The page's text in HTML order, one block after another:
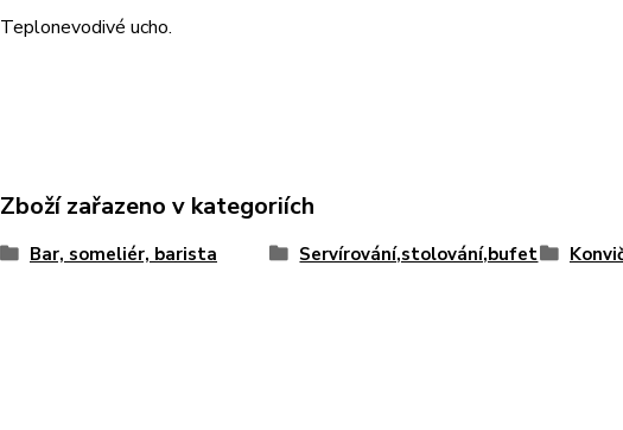
Teplonevodivé ucho.
Zboží zařazeno v kategoriích
Bar, someliér, barista Servírování,stolování,bufet